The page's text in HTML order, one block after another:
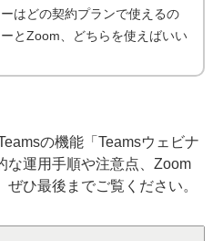
はどの契約プランで使えるの
とZoom、どちらを使えばいい
の機能「Teamsウェビナ
な運用手順や注意点、Zoom
ひ最後までご覧ください。